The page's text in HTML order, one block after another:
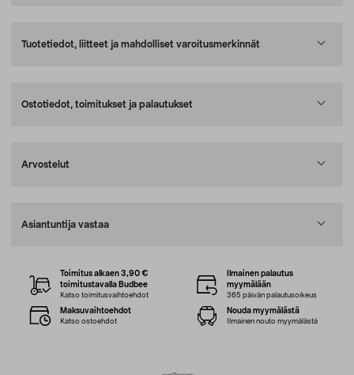
Tuotetiedot, liitteet ja mahdolliset varoitusmerkinnät
Ostotiedot, toimitukset ja palautukset
Arvostelut
Asiantuntija vastaa
Toimitus alkaen 3,90 €
toimitustavalla Budbee
Katso toimitusvaihtoehdot
Ilmainen palautus
myymälään
365 päivän palautusoikeus
Maksuvaihtoehdot
Katso ostoehdot
Nouda myymälästä
Ilmainen nouto myymälästä